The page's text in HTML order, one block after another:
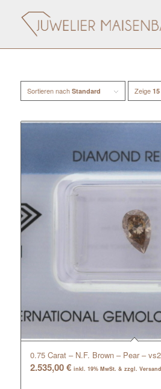
Sortieren nach Standard Zeige
0.75 Carat – N.F. Brown – Pear – vs2
2.535,00€ inkl. 19% MwSt. & zzgl.